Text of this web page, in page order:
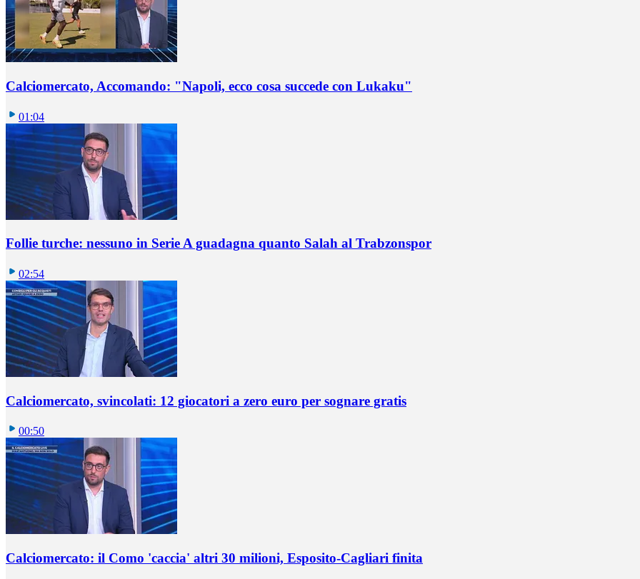
Calciomercato, Accomando: "Napoli, ecco cosa succede con Lukaku"
01:04
Follie turche: nessuno in Serie A guadagna quanto Salah al Trabzonspor
02:54
Calciomercato, svincolati: 12 giocatori a zero euro per sognare gratis
00:50
Calciomercato: il Como 'caccia' altri 30 milioni, Esposito-Cagliari finita